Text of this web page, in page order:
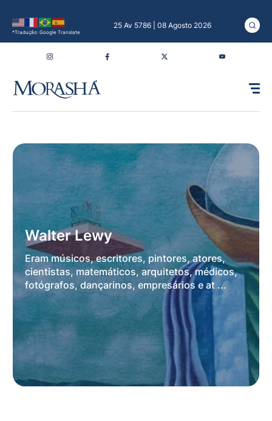
*Tradução: Google Translate
25 Av 5786 | 08 Agosto 2026
Walter Lewy
Eram músicos, escritores, pintores, atores,
cientistas, matemáticos, arquitetos, médicos,
fotógrafos, dançarinos, empresários e at ...